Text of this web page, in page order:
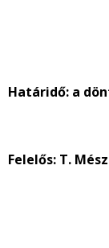
Határidő: a
Felelős: T.